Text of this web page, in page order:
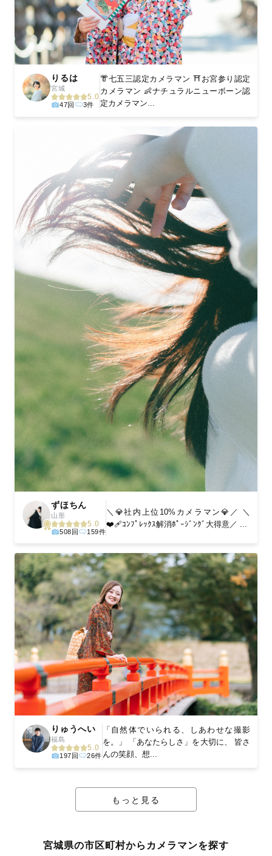
りるは
宮城
5.0
47回 3件
👘七五三認定カメラマン ⛩️お宮参り認定
カメラマン 👶ナチュラルニューボーン認
定カメラマン...
ずほちん
山形
5.0
508回 159件
＼💎社内上位10%カメラマン💎／ ＼
❤️‍🩹ｺﾝﾌﾟﾚｯｸｽ解消ﾎﾟｰｼﾞﾝｸﾞ大得意／ ...
りゅうへい
福島
5.0
197回 26件
「自然体でいられる、しあわせな撮影
を。」 「あなたらしさ」を大切に、 皆さ
んの笑顔、想...
もっと見る
宮城県の市区町村からカメラマンを探す